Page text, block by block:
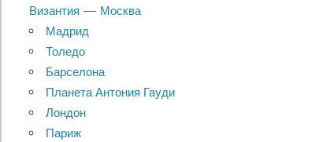
Византия — Москва
Мадрид
Толедо
Барселона
Планета Антония Гауди
Лондон
Париж